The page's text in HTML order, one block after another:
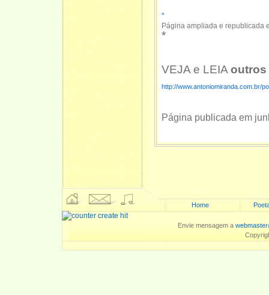
*
Página ampliada e republicada
*
VEJA e LEIA outros
http://www.antoniomiranda.com.br/
Página publicada em
Home
Envie mensagem a